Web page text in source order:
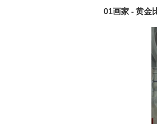
01画家 - 黄金